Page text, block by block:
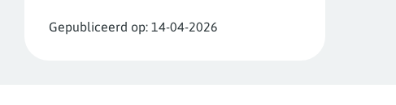
Gepubliceerd op: 14-04-2026